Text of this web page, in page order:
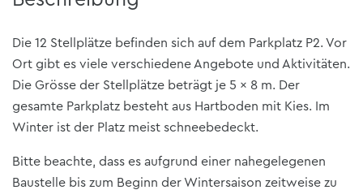
Die 12 Stellplätze befinden sich auf dem Parkplatz P2. Vor
Ort gibt es viele verschiedene Angebote und Aktivitäten.
Die Grösse der Stellplätze beträgt je 5 x 8 m. Der
gesamte Parkplatz besteht aus Hartboden mit Kies. Im
Winter ist der Platz meist schneebedeckt.
Bitte beachte, dass es aufgrund einer nahegelegenen
Baustelle bis zum Beginn der Wintersaison zeitweise zu